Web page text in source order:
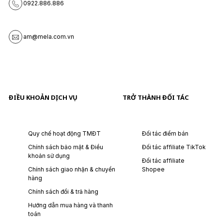
0922.886.886
am@mela.com.vn
ĐIỀU KHOẢN DỊCH VỤ
Quy chế hoạt động TMĐT
Chính sách bảo mật & Điều
khoản sử dụng
Chính sách giao nhận & chuyển
hàng
Chính sách đổi & trả hàng
Hướng dẫn mua hàng và thanh
toán
TRỞ THÀNH ĐỐI TÁC
Đối tác điểm bán
Đối tác affiliate TikTok
Đối tác affiliate
Shopee